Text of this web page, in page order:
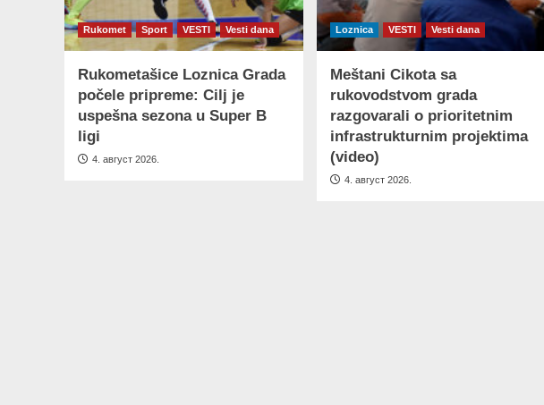
Rukomet Sport VESTI Vesti dana
Rukometašice Loznica Grada
počele pripreme: Cilj je
uspešna sezona u Super B
ligi
4. август 2026.
Loznica VESTI Vesti dana
Meštani Cikota sa
rukovodstvom grada
razgovarali o prioritetnim
infrastrukturnim projektima
(video)
4. август 2026.